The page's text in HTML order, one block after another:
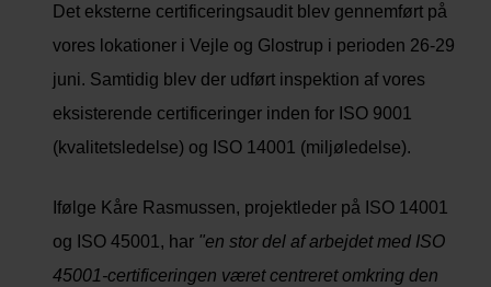
Det eksterne certificeringsaudit blev gennemført på
vores lokationer i Vejle og Glostrup i perioden 26-29
juni. Samtidig blev der udført inspektion af vores
eksisterende certificeringer inden for ISO 9001
(kvalitetsledelse) og ISO 14001 (miljøledelse).
Ifølge Kåre Rasmussen, projektleder på ISO 14001
og ISO 45001, har "en stor del af arbejdet med ISO
45001-certificeringen været centreret omkring den